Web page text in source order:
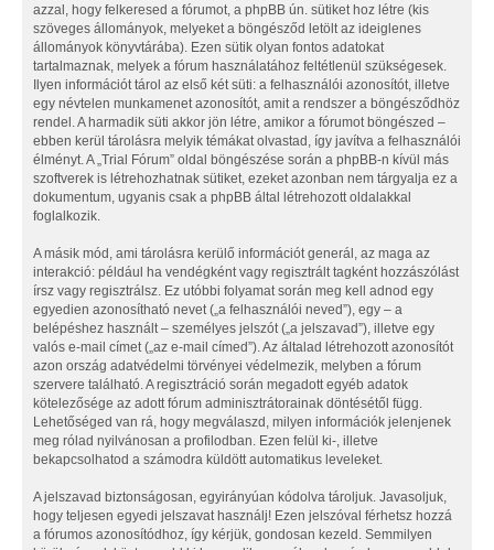
azzal, hogy felkeresed a fórumot, a phpBB ún. sütiket hoz létre (kis
szöveges állományok, melyeket a böngésződ letölt az ideiglenes
állományok könyvtárába). Ezen sütik olyan fontos adatokat
tartalmaznak, melyek a fórum használatához feltétlenül szükségesek.
Ilyen információt tárol az első két süti: a felhasználói azonosítót, illetve
egy névtelen munkamenet azonosítót, amit a rendszer a böngésződhöz
rendel. A harmadik süti akkor jön létre, amikor a fórumot böngészed –
ebben kerül tárolásra melyik témákat olvastad, így javítva a felhasználói
élményt. A „Trial Fórum” oldal böngészése során a phpBB-n kívül más
szoftverek is létrehozhatnak sütiket, ezeket azonban nem tárgyalja ez a
dokumentum, ugyanis csak a phpBB által létrehozott oldalakkal
foglalkozik.
A másik mód, ami tárolásra kerülő információt generál, az maga az
interakció: például ha vendégként vagy regisztrált tagként hozzászólást
írsz vagy regisztrálsz. Ez utóbbi folyamat során meg kell adnod egy
egyedien azonosítható nevet („a felhasználói neved”), egy – a
belépéshez használt – személyes jelszót („a jelszavad”), illetve egy
valós e-mail címet („az e-mail címed”). Az általad létrehozott azonosítót
azon ország adatvédelmi törvényei védelmezik, melyben a fórum
szervere található. A regisztráció során megadott egyéb adatok
kötelezősége az adott fórum adminisztrátorainak döntésétől függ.
Lehetőséged van rá, hogy megválaszd, milyen információk jelenjenek
meg rólad nyilvánosan a profilodban. Ezen felül ki-, illetve
bekapcsolhatod a számodra küldött automatikus leveleket.
A jelszavad biztonságosan, egyirányúan kódolva tároljuk. Javasoljuk,
hogy teljesen egyedi jelszavat használj! Ezen jelszóval férhetsz hozzá
a fórumos azonosítódhoz, így kérjük, gondosan kezeld. Semmilyen